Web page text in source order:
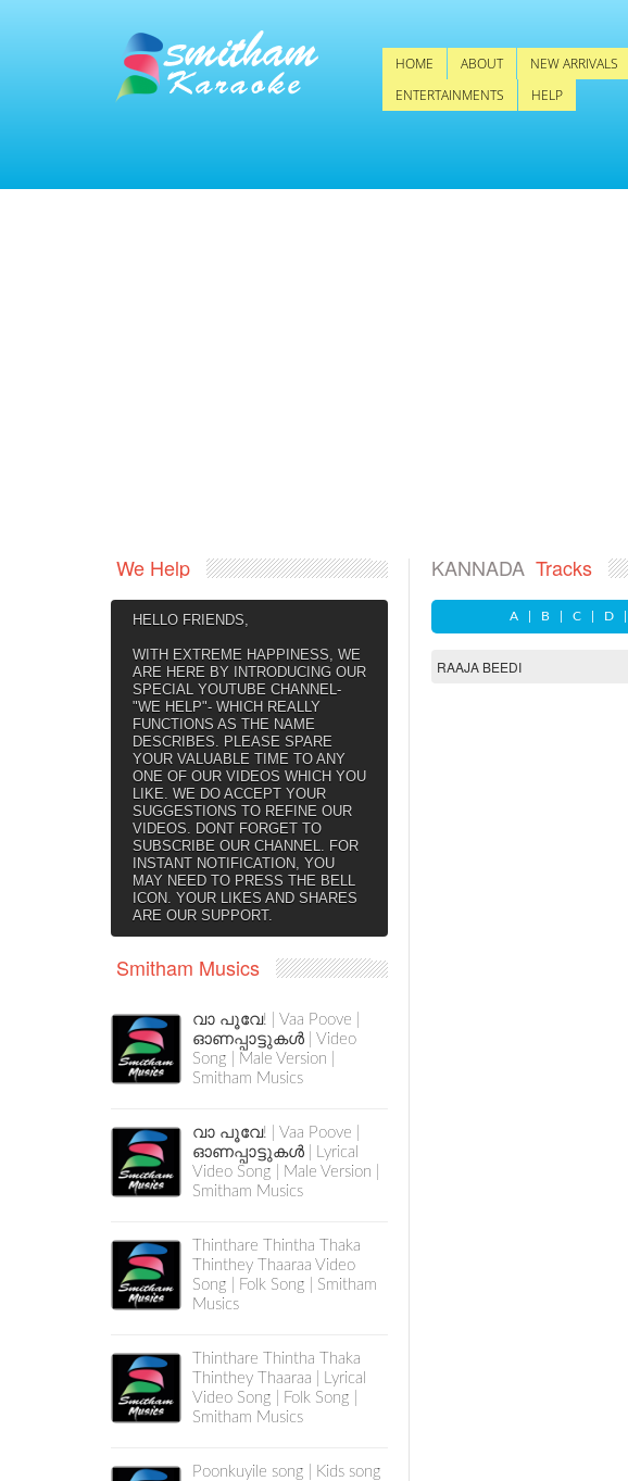
HOME ABOUT NEW ARRIVALS
ENTERTAINMENTS
HELP
We Help
HELLO FRIENDS,
WITH EXTREME HAPPINESS, WE
ARE HERE BY INTRODUCING OUR
SPECIAL YOUTUBE CHANNEL-
"WE HELP"- WHICH REALLY
FUNCTIONS AS THE NAME
DESCRIBES. PLEASE SPARE
YOUR VALUABLE TIME TO ANY
ONE OF OUR VIDEOS WHICH YOU
LIKE. WE DO ACCEPT YOUR
SUGGESTIONS TO REFINE OUR
VIDEOS. DONT FORGET TO
SUBSCRIBE OUR CHANNEL. FOR
INSTANT NOTIFICATION, YOU
MAY NEED TO PRESS THE BELL
ICON. YOUR LIKES AND SHARES
ARE OUR SUPPORT.
Smitham Musics
വാ പൂവേ! | Vaa Poove |
ഓണപ്പാട്ടുകൾ | Video
Song | Male Version |
Smitham Musics
വാ പൂവേ! | Vaa Poove |
ഓണപ്പാട്ടുകൾ | Lyrical
Video Song | Male Version |
Smitham Musics
Thinthare Thintha Thaka
Thinthey Thaaraa Video
Song | Folk Song | Smitham
Musics
Thinthare Thintha Thaka
Thinthey Thaaraa | Lyrical
Video Song | Folk Song |
Smitham Musics
Poonkuyile song | Kids song
KANNADA Tracks
A B C D
RAAJA BEEDI